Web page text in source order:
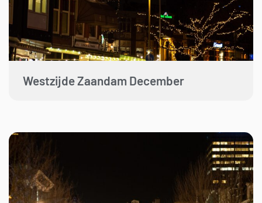
Westzijde Zaandam December